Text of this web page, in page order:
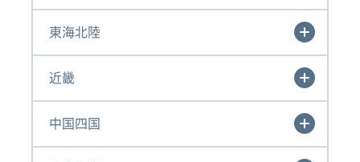
東海北陸
近畿
中国四国